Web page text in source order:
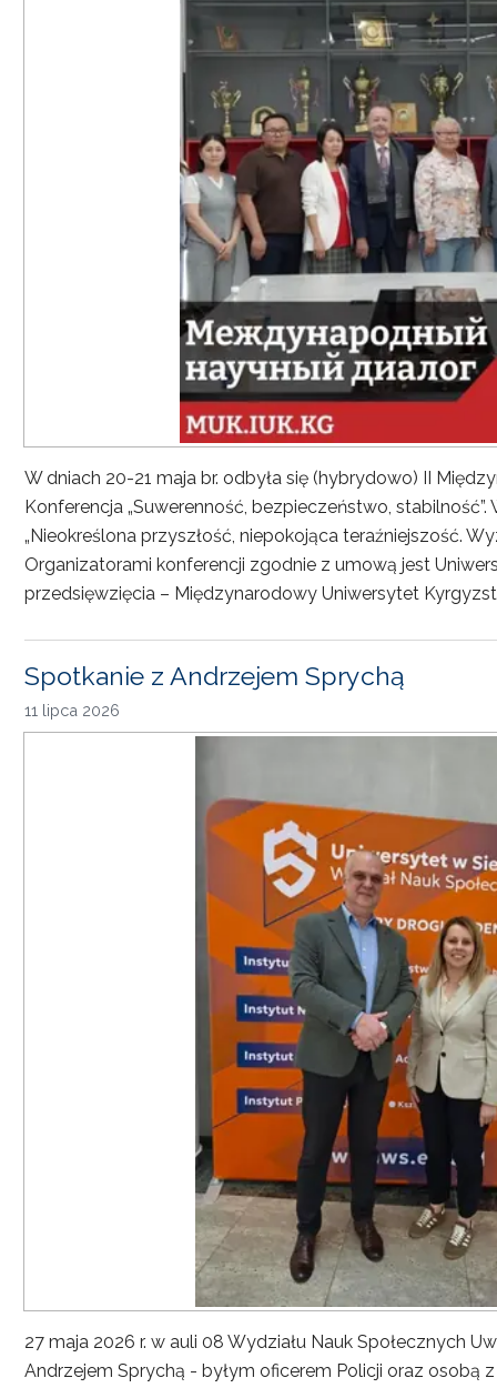
W dniach 20-21 maja br. odbyła się (hybrydowo) II
Konferencja „Suwerenność, bezpieczeństwo,
„Nieokreślona przyszłość, niepokojąca teraźniejszość.
Organizatorami konferencji zgodnie z umową jest
przedsięwzięcia – Międzynarodowy Uniwersytet
Spotkanie z Andrzejem Sprychą
11 lipca 2026
27 maja 2026 r. w auli 08 Wydziału Nauk Społecznych
Andrzejem Sprychą - byłym oficerem Policji oraz osobą